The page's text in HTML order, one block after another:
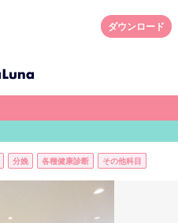
ダウンロード
分娩 各種健康診断 その他科目